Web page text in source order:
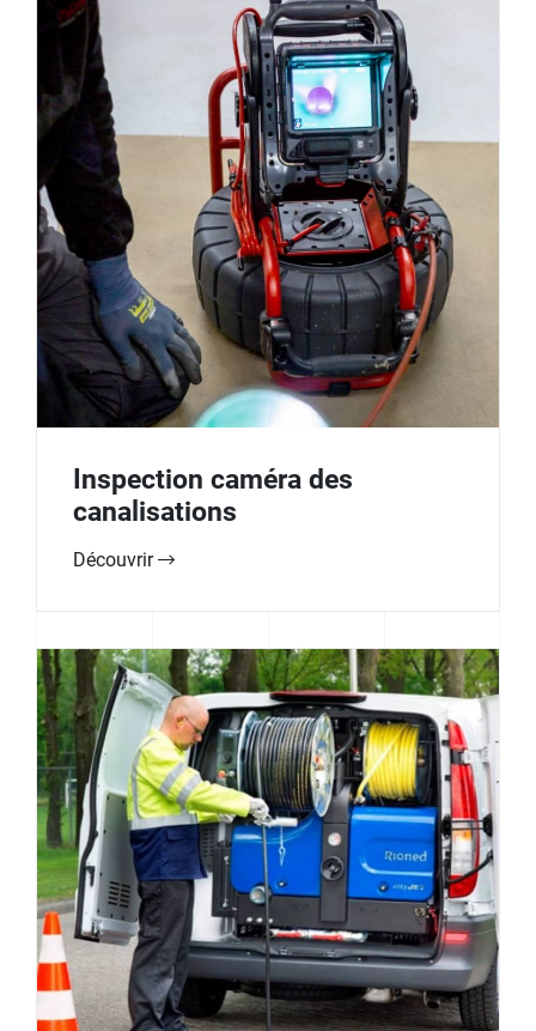
Inspection caméra des
canalisations
Découvrir